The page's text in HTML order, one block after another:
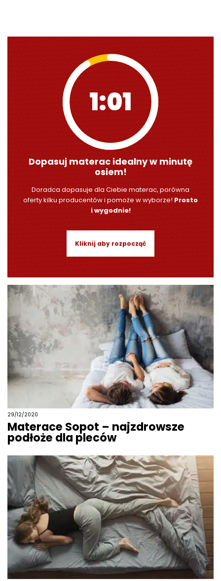
1:00
Dopasuj materac idealny w minutę
osiem!
Doradca dopasuje dla Ciebie materac, porówna
oferty kilku producentów i pomoże w wyborze!Prosto
i wygodnie!
Kliknij aby rozpocząć
29/12/2020
Materace Sopot – najzdrowsze
podłoże dla pleców